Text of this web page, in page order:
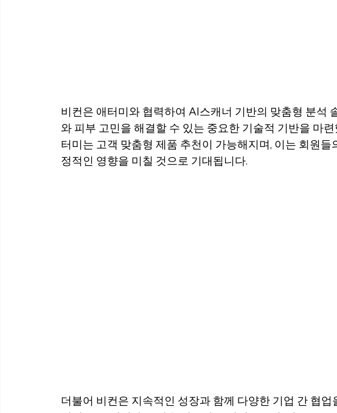
비컨은 애터미와 협력하여 AI스캐너 기반의 맞춤형 분석
와 피부 고민을 해결할 수 있는 중요한 기술적 기반을 마
터미는 고객 맞춤형 제품 추천이 가능해지며, 이는 회원
정적인 영향을 미칠 것으로 기대됩니다.
더불어 비컨은 지속적인 성장과 함께 다양한 기업 간 협